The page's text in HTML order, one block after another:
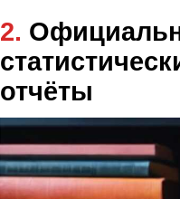
2. Официальные
отчёты